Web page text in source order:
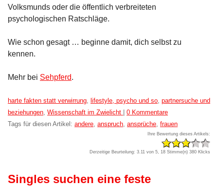
Volksmunds oder die öffentlich verbreiteten
psychologischen Ratschläge.
Wie schon gesagt … beginne damit, dich selbst zu
kennen.
Mehr bei Sehpferd.
Kategorien:
harte fakten statt verwirrung lifestyle, psycho und so partnersuche und
beziehungen Wissenschaft im Zwielicht | 0 Kommentare
Tags für diesen Artikel: andere anspruch ansprüche frauen
Ihre Bewertung dieses Artikels:
Derzeitige Beurteilung: 3.11 von 5, 18 Stimme(n) 380 Klicks
Singles suchen eine feste